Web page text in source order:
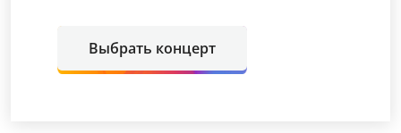
Выбрать концерт